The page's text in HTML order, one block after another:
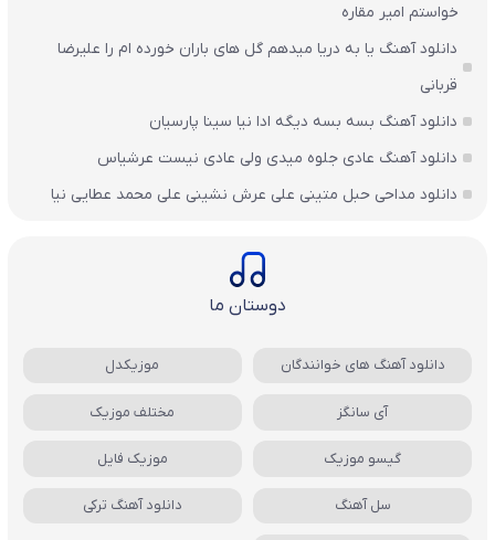
خواستم امیر مقاره
دانلود آهنگ یا به دریا میدهم گل های باران‌ خورده ام را علیرضا
قربانی
دانلود آهنگ بسه بسه دیگه ادا نیا سینا پارسیان
دانلود آهنگ عادی جلوه میدی ولی عادی نیست عرشیاس
دانلود مداحی حبل متینی علی عرش نشینی علی محمد عطایی نیا
دوستان ما
دانلود آهنگ های خوانندگان موزیکدل
آی سانگز مختلف موزیک
گیسو موزیک موزیک فایل
سل آهنگ دانلود آهنگ ترکی